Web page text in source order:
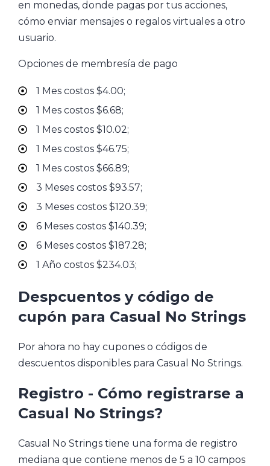
en monedas, donde pagas por tus acciones,
cómo enviar mensajes o regalos virtuales a otro
usuario.
Opciones de membresía de pago
1 Mes costos $4.00;
1 Mes costos $6.68;
1 Mes costos $10.02;
1 Mes costos $46.75;
1 Mes costos $66.89;
3 Meses costos $93.57;
3 Meses costos $120.39;
6 Meses costos $140.39;
6 Meses costos $187.28;
1 Año costos $234.03;
Despcuentos y código de
cupón para Casual No Strings
Por ahora no hay cupones o códigos de
descuentos disponibles para Casual No Strings.
Registro - Cómo registrarse a
Casual No Strings?
Casual No Strings tiene una forma de registro
mediana que contiene menos de 5 a 10 campos